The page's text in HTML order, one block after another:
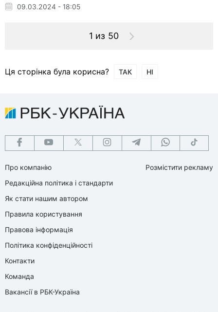
09.03.2024 - 18:05
1 из 50
Ця сторінка була корисна? ТАК НІ
Про компанію
Редакційна політика і стандарти
Як стати нашим автором
Правила користування
Правова інформація
Політика конфіденційності
Контакти
Команда
Вакансії в РБК-Україна
Розмістити рекламу